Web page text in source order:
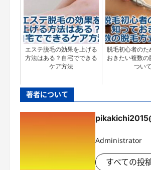
エステ脱毛の効果を上げる
方法はある？自宅でできる
ケア方法
脱毛初心者のた
おきたい複数の
ついて
著者について
Administrator
すべての投